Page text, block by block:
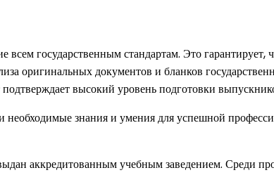
государственным стандартам. Это
оригинальных документов и бланков
высокий уровень подготовки
необходимые знания и умения для успешной
аккредитованным учебным заведением. Среди